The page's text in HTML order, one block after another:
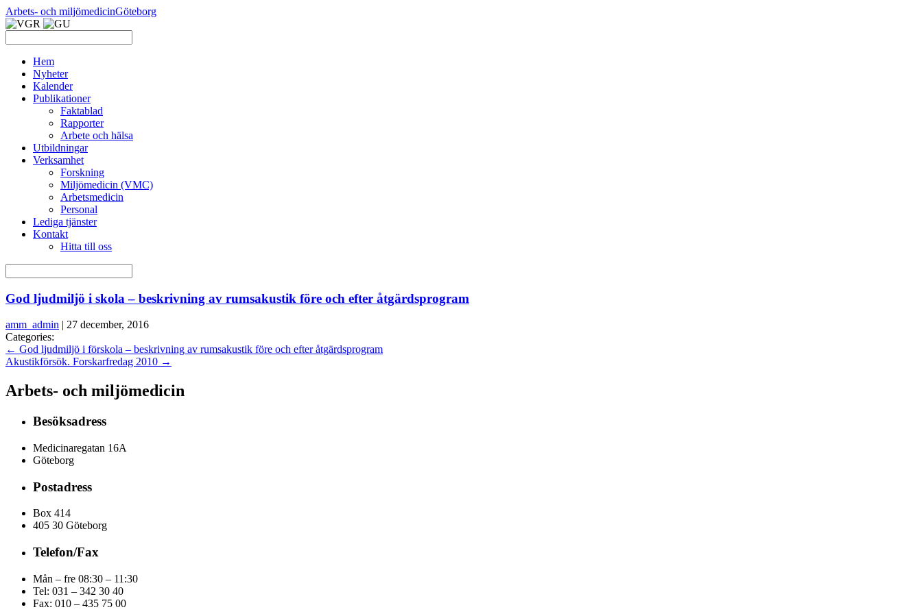
Arbets- och miljömedicinGöteborg
Hem
Nyheter
Kalender
Publikationer
Faktablad
Rapporter
Arbete och hälsa
Utbildningar
Verksamhet
Forskning
Miljömedicin (VMC)
Arbetsmedicin
Personal
Lediga tjänster
Kontakt
Hitta till oss
God ljudmiljö i skola – beskrivning av rumsakustik före och efter åtgärdsprogram
amm_admin | 27 december, 2016
Categories:
← God ljudmiljö i förskola – beskrivning av rumsakustik före och efter åtgärdsprogram
Akustikförsök. Forskarfredag 2010 →
Arbets- och miljömedicin
Besöksadress
Medicinaregatan 16A
Göteborg
Postadress
Box 414
405 30 Göteborg
Telefon/Fax
Mån – fre 08:30 – 11:30
Tel: 031 – 342 30 40
Fax: 010 – 435 75 00